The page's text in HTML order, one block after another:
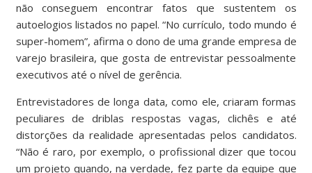
não conseguem encontrar fatos que sustentem os
autoelogios listados no papel. “No currículo, todo mundo é
super-homem”, afirma o dono de uma grande empresa de
varejo brasileira, que gosta de entrevistar pessoalmente
executivos até o nível de gerência.
Entrevistadores de longa data, como ele, criaram formas
peculiares de driblas respostas vagas, clichês e até
distorções da realidade apresentadas pelos candidatos.
“Não é raro, por exemplo, o profissional dizer que tocou
um projeto quando, na verdade, fez parte da equipe que